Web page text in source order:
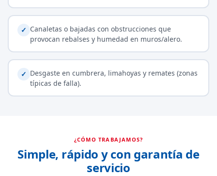
✓ Canaletas o bajadas con obstrucciones que
provocan rebalses y humedad en muros/alero.
✓ Desgaste en cumbrera, limahoyas y remates (zonas
típicas de falla).
¿CÓMO TRABAJAMOS?
Simple, rápido y con garantía de
servicio